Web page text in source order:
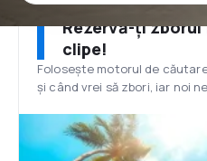
Rezervă-ți
clipe!
Folosește motorul de
și când vrei să zbori, iar noi